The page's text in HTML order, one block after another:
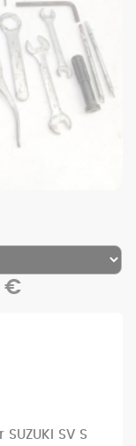
€
SUZUKI SV S